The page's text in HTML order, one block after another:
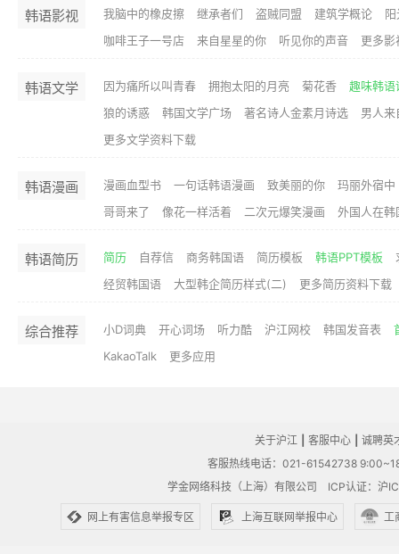
韩语影视 我脑中的橡皮擦 继承者们 盗贼同盟 建筑学概论
咖啡王子一号店
来自星星的你 听见你的声音 更多影
韩语文学 因为痛所以叫青春 拥抱太阳的月亮 菊花香
趣味韩语
狼的诱惑
韩国文学广场 著名诗人金素月诗选
男人
更多文学资料下载
韩语漫画 漫画血型书 一句话韩语漫画 致美丽的你
玛丽外宿中
哥哥来了
像花一样活着 二次元爆笑漫画 外国人在韩
韩语简历 简历 自荐信 商务韩国语 简历模板 韩语PPT模板
经贸韩国语
大型韩企简历样式(二) 更多简历资料下载
综合推荐 小D词典 开心词场 听力酷 沪江网校 韩国发音表
KakaoTalk
更多应用
关于沪江 客服中心
诚聘英
客服热线电话：021-61542738
学金网络科技（上海）有限公司 ICP认证：沪
网上有害信息举报专区 上海互联网举报中心 工